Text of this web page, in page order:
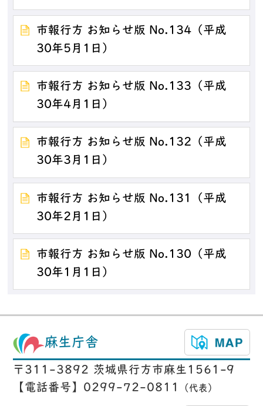
市報行方 お知らせ版 No.134（平成
30年5月1日）
市報行方 お知らせ版 No.133（平成
30年4月1日）
市報行方 お知らせ版 No.132（平成
30年3月1日）
市報行方 お知らせ版 No.131（平成
30年2月1日）
市報行方 お知らせ版 No.130（平成
30年1月1日）
麻生庁舎
〒311-3892 茨城県行方市麻生1561-9
【電話番号】0299-72-0811
（代表）